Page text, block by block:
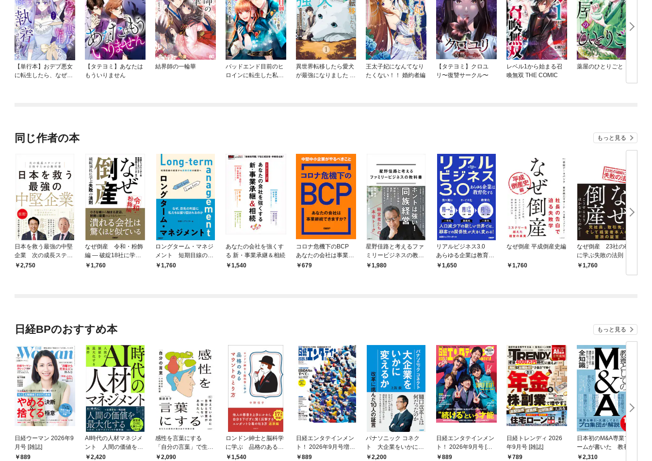
【単行本】おデブ悪女
に転生したら、なぜか
【タテヨミ】あなたは
もういりません
結界師の一輪華
バッドエンド目前のヒ
ロインに転生した私、
異世界転移したら愛犬
が最強になりました ～
王太子妃になんてなり
たくない！！ 婚約者編
【タテヨミ】クロユ
リ〜復讐サークル〜
レベル1から始まる召
喚無双 THE COMIC
薬屋のひとりごと
同じ作者の本 もっと見る
日本を救う最強の中堅
企業 次の成長ステー
ジを目指すための教科
2,750
なぜ倒産 令和・粉飾
編 ― 破綻18社に学ぶ
失敗の法則
1,760
ロングターム・マネジ
メント 短期目線の経
営から長期目線の経営
1,760
あなたの会社を強くす
る 新・事業承継＆相続
1,540
コロナ危機下のBCP
あなたの会社は事業継
続できますか？ 中堅
679
星野佳路と考えるファ
ミリービジネスの教科
書1,980
リアルビジネス3.0
あらゆる企業は教育化
する1,650
なぜ倒産 平成倒産史編
1,760
なぜ倒産 23社の破綻
に学ぶ失敗の法則
1,760
日経BPのおすすめ本 もっと見る
日経ウーマン 2026年9
月号 [雑誌]
889
AI時代の人材マネジメ
ント 人間の価値を最
大化する条件
2,420
感性を言葉にする
「自分の言葉」で生き
るための教科書
2,090
ロンドン紳士と脳科学
に学ぶ 品格のあるマ
ウントのとり方
1,540
日経エンタテインメン
ト！ 2026年9月号増刊
【表紙：EBiDAN】
889
パナソニック コネク
ト 大企業をいかに変
えるか
2,200
日経エンタテインメン
ト！ 2026年9月号 [雑
誌]889
日経トレンディ 2026
年9月号 [雑誌]
789
日本初のM&A専業ファ
ームが書いた 教養と
してのM&A
2,310